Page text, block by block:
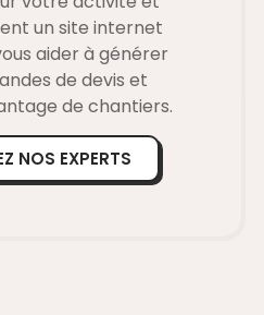
un site internet
aider à générer
de devis et
de chantiers.
NOS EXPERTS